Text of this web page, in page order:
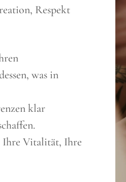
Respekt
was in
klar
Ihre Vitalität, Ihre